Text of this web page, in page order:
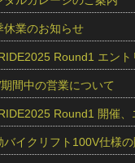
休業のお知らせ
Round1 エン
間中の営業について
Round1 開催
バイクリフト100V仕様